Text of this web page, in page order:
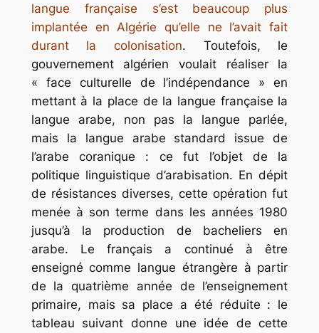
langue française s’est beaucoup plus
implantée en Algérie qu’elle ne l’avait fait
durant la colonisation. Toutefois, le
gouvernement algérien voulait réaliser la
« face culturelle de l’indépendance » en
mettant à la place de la langue française la
langue arabe, non pas la langue parlée,
mais la langue arabe standard issue de
l’arabe coranique : ce fut l’objet de la
politique linguistique d’arabisation. En dépit
de résistances diverses, cette opération fut
menée à son terme dans les années 1980
jusqu’à la production de bacheliers en
arabe. Le français a continué à être
enseigné comme langue étrangère à partir
de la quatrième année de l’enseignement
primaire, mais sa place a été réduite : le
tableau suivant donne une idée de cette